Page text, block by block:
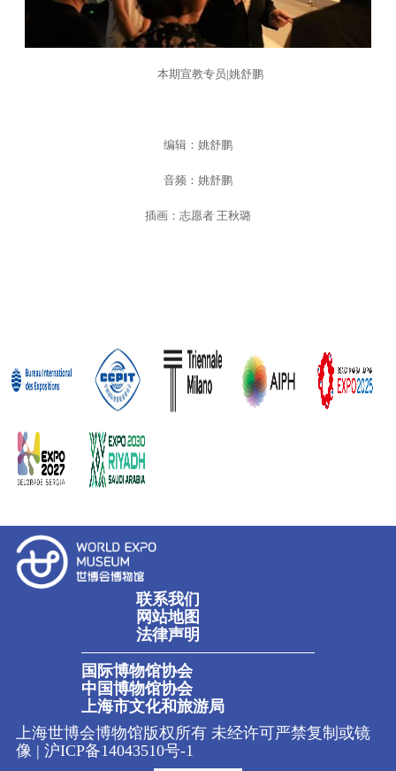
本期宣教专员|姚舒鹏
编辑：姚舒鹏
音频：姚舒鹏
插画：志愿者 王秋璐
联系我们
网站地图
法律声明
国际博物馆协会
中国博物馆协会
上海市文化和旅游局
上海世博会博物馆版权所有 未经许可严禁复制或镜
像 | 沪ICP备14043510号-1